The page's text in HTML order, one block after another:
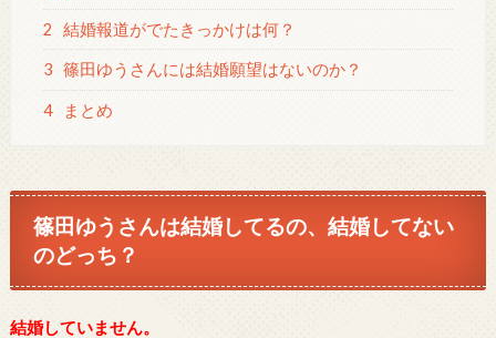
2 結婚報道がでたきっかけは何？
3 篠田ゆうさんには結婚願望はないのか？
4 まとめ
篠田ゆうさんは結婚してるの、結婚してない
のどっち？
結婚していません。